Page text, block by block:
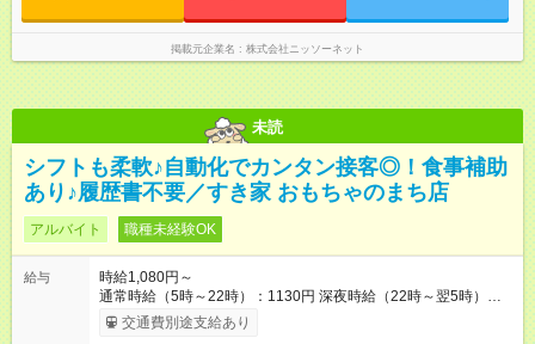
掲載元企業名 株式会社ニッソーネット
未読
シフトも柔軟♪自動化でカンタン接客◎！食事補助
あり♪履歴書不要／すき家 おもちゃのまち店
アルバイト 職種未経験OK
給与
時給1,080円～
通常時給（5時～22時）：1130円 深夜時給（22時～翌5時）：
1413円 高校生時給：1080円 【特別手当】早朝手当（5：00-9：
00）時給+150円 【休日手当】時給＋30円 【試用期間】試用期
交通費別途支給あり